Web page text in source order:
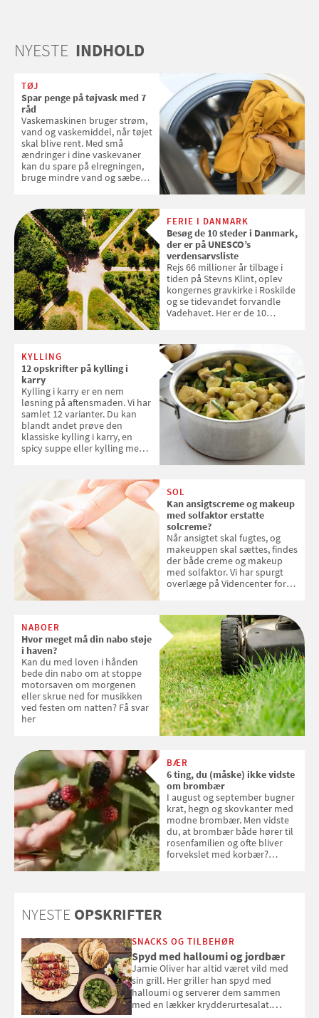
NYESTE INDHOLD
TØJ
Spar penge på tøjvask med 7
råd
Vaskemaskinen bruger strøm,
vand og vaskemiddel, når tøjet
skal blive rent. Med små
ændringer i dine vaskevaner
kan du spare på elregningen,
bruge mindre vand og sæbe
enkle råd til at spare penge på
tøjvasken
FERIE I DANMARK
Besøg de 10 steder i Danmark,
der er på UNESCO’s
verdensarvsliste
Rejs 66 millioner år tilbage i
tiden på Stevns Klint, oplev
kongernes gravkirke i Roskilde
og se tidevandet forvandle
Vadehavet. Her er de 10
KYLLING
12 opskrifter på kylling i
karry
Kylling i karry er en nem
løsning på aftensmaden. Vi har
samlet 12 varianter. Du kan
blandt andet prøve den
klassiske kylling i karry, en
spicy suppe eller kylling med
SOL
Kan ansigtscreme og makeup
med solfaktor erstatte
solcreme?
Når ansigtet skal fugtes, og
makeuppen skal sættes, findes
der både creme og makeup
med solfaktor. Vi har spurgt
overlæge på Videncenter for
med SPF kan erstatte
solcreme, når man bevæger
sig ud i solen
NABOER
Hvor meget må din nabo støje
i haven?
Kan du med loven i hånden
bede din nabo om at stoppe
motorsaven om morgenen
eller skrue ned for musikken
ved festen om natten? Få svar
her
BÆR
6 ting, du (måske) ikke vidste
om brombær
I august og september bugner
krat, hegn og skovkanter med
modne brombær. Men vidste
du, at brombær både hører til
rosenfamilien og ofte bliver
forvekslet med korbær?
NYESTE OPSKRIFTER
SNACKS OG TILBEHØR
Spyd med halloumi og jordbær
Jamie Oliver har altid været vild med
sin grill. Her griller han spyd med
halloumi og serverer dem sammen
med en lækker krydderurtesalat.